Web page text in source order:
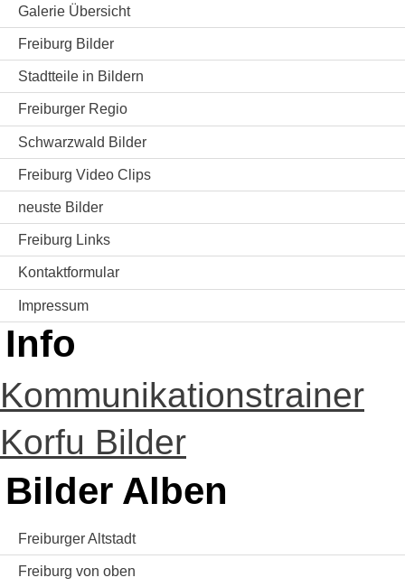
Galerie Übersicht
Freiburg Bilder
Stadtteile in Bildern
Freiburger Regio
Schwarzwald Bilder
Freiburg Video Clips
neuste Bilder
Freiburg Links
Kontaktformular
Impressum
Info
Kommunikationstrainer
Korfu Bilder
Bilder Alben
Freiburger Altstadt
Freiburg von oben